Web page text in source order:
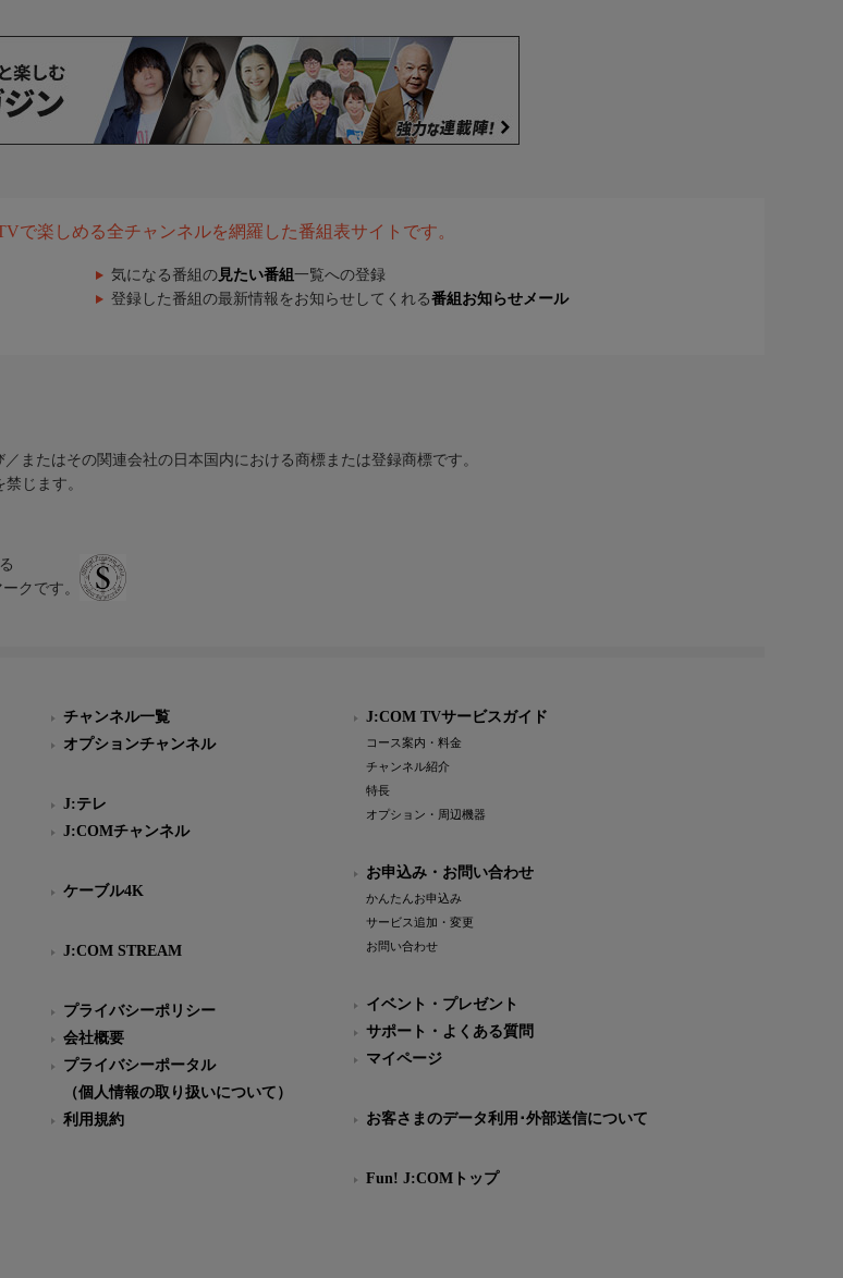
で楽しめる全チャンネルを網羅した番組表サイトです。
気になる番組の 見たい番組 一覧への登録
登録した番組の最新情報をお知らせしてくれる番組お知らせメール
またはその関連会社の日本国内における商標または登録商標です。
じます。
クです。
チャンネル一覧
オプションチャンネル
J:テレ
J:COMチャンネル
ケーブル4K
J:COM STREAM
プライバシーポリシー
会社概要
プライバシーポータル
（個人情報の取り扱いについて）
利用規約
J:COM TVサービスガイド
コース案内・料金
チャンネル紹介
特長
オプション・周辺機器
お申込み・お問い合わせ
かんたんお申込み
サービス追加・変更
お問い合わせ
イベント・プレゼント
サポート・よくある質問
マイページ
お客さまのデータ利用･外部送信について
Fun! J:COMトップ